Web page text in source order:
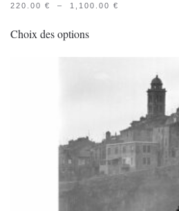
220.00 € – 1,100.00 €
Choix des optionsproduit
options
peuvent
être
choisies